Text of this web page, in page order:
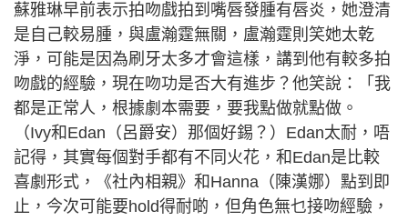
蘇雅琳早前表示拍吻戲拍到嘴唇發腫有唇炎，她澄清
是自己較易腫，與盧瀚霆無關，盧瀚霆則笑她太乾
淨，可能是因為刷牙太多才會這樣，講到他有較多拍
吻戲的經驗，現在吻功是否大有進步？他笑說：「我
都是正常人，根據劇本需要，要我點做就點做。
（Ivy和Edan（呂爵安）那個好錫？）Edan太耐，唔
記得，其實每個對手都有不同火花，和Edan是比較
喜劇形式，《社內相親》和Hanna（陳漢娜）點到即
止，今次可能要hold得耐啲，但角色無乜接吻經驗，